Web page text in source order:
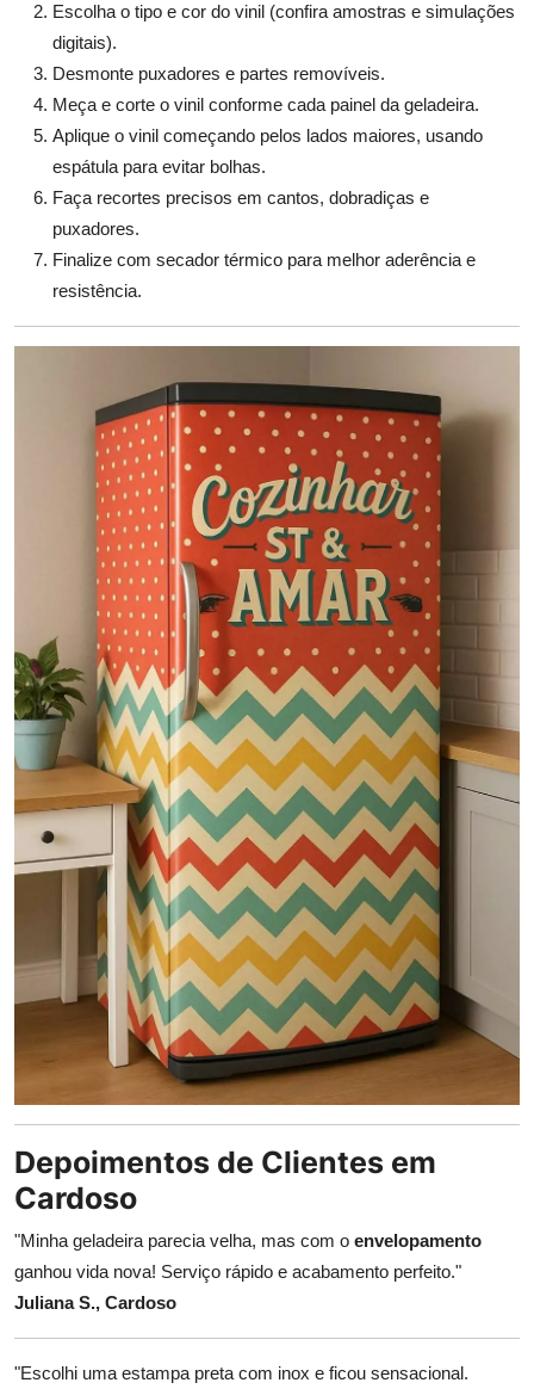
Escolha o tipo e cor do vinil (confira amostras e simulações
digitais).
Desmonte puxadores e partes removíveis.
Meça e corte o vinil conforme cada painel da geladeira.
Aplique o vinil começando pelos lados maiores, usando
espátula para evitar bolhas.
Faça recortes precisos em cantos, dobradiças e
puxadores.
Finalize com secador térmico para melhor aderência e
resistência.
Depoimentos de Clientes em
Cardoso
"Minha geladeira parecia velha, mas com o envelopamento
ganhou vida nova! Serviço rápido e acabamento perfeito."
Juliana S., Cardoso
"Escolhi uma estampa preta com inox e ficou sensacional.